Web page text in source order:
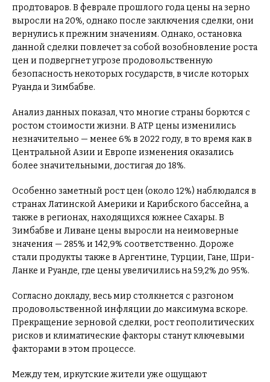
продтоваров. В феврале прошлого года цены на зерно
выросли на 20%, однако после заключения сделки, они
вернулись к прежним значениям. Однако, остановка
данной сделки повлечет за собой возобновление роста
цен и подвергнет угрозе продовольственную
безопасность некоторых государств, в числе которых
Руанда и Зимбабве.
Анализ данных показал, что многие страны борются с
ростом стоимости жизни. В АТР цены изменились
незначительно — менее 6% в 2022 году, в то время как в
Центральной Азии и Европе изменения оказались
более значительными, достигая до 18%.
Особенно заметный рост цен (около 12%) наблюдался в
странах Латинской Америки и Карибского бассейна, а
также в регионах, находящихся южнее Сахары. В
Зимбабве и Ливане цены выросли на неимоверные
значения — 285% и 142,9% соответственно. Дороже
стали продукты также в Аргентине, Турции, Гане, Шри-
Ланке и Руанде, где цены увеличились на 59,2% до 95%.
Согласно докладу, весь мир столкнется с разгоном
продовольственной инфляции до максимума вскоре.
Прекращение зерновой сделки, рост геополитических
рисков и климатические факторы станут ключевыми
факторами в этом процессе.
Между тем, иркутские жители уже ощущают